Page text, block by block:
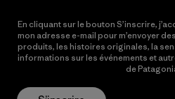
En cliquant sur le bouton S’inscrire,
mon adresse e-mail pour m’envoyer
produits, les histoires originales, la
informations sur les événements et
de